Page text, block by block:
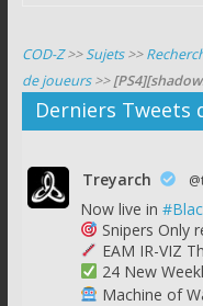
COD-Z>>Sujets>>
de joueurs>>
Derniers Tweets
Treyarch
Now live in
Snipers Only
EAM IR-VIZ
24 New
Machine of